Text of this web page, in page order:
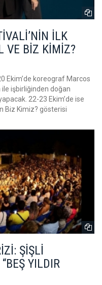
İLK
VE BİZ KİMİZ?
Ekim’de koreograf Marcos
işbirliğinden doğan
22-23 Ekim’de ise
Biz Kimiz? gösterisi
ŞİŞLİ
YILDIR